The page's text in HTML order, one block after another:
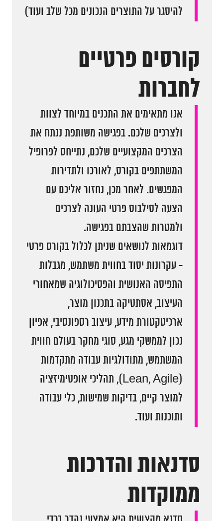
להיסגר על התוצרים הנכונים מכל שלב ועוד)
קורסים פרטיים
לחברות
אנו מתאימים את התכנים במיוחד לצוות
ולצרכים שלכם. בפגישה משותפת ננתח את
הצרכים המקצועיים שלכם, נתייחס לפרופיל
המשתתפים בקורס, לאורכו ולתדירות
המפגשים. לאחר מכן, נחזור אליכם עם
הצעה לסילבוס פרטי העונה לצרכים
ולמטרות שהצבתם בפגישה.
דוגמאות לנושאים שניתן לכלול בקורס פרטי
- עקרונות יסוד בחווית משתמש, מגבלות
התפיסה האנושית והפסיכולוגיה שמאחורי
העיצוב, אסתטיקה בתכנון מוצר,
ארכיטקטורת מידע, עיצוב רספונסיבי, אפיון
נכון לממשקי מגע, סוגי מחקר בעולם חווית
המשתמש, מתודולגיות עבודה מתקדמות
(Lean, Agile), תהליכי אופטימיזציה
למוצר קיים, בדיקות שמישות, כלי עבודה
ותוכנות ועוד.
סדנאות והדרכות
ממוקדות